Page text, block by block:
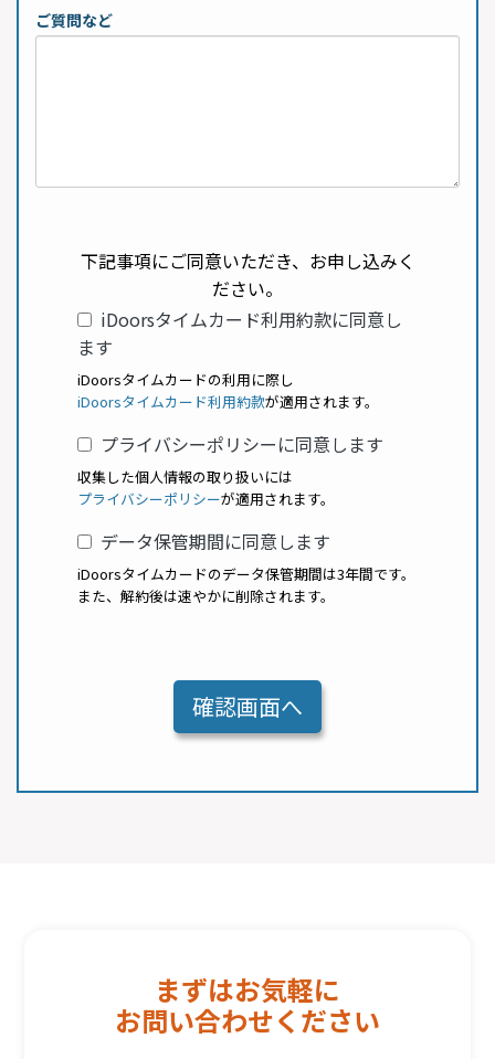
ご質問など
下記事項にご同意いただき、お申し込みく
ださい。
iDoorsタイムカード利用約款に同意し
ます
iDoorsタイムカードの利用に際し
iDoorsタイムカード利用約款が適用されます。
プライバシーポリシーに同意します
収集した個人情報の取り扱いには
プライバシーポリシーが適用されます。
データ保管期間に同意します
iDoorsタイムカードのデータ保管期間は3年間です。
また、解約後は速やかに削除されます。
まずはお気軽に
お問い合わせください